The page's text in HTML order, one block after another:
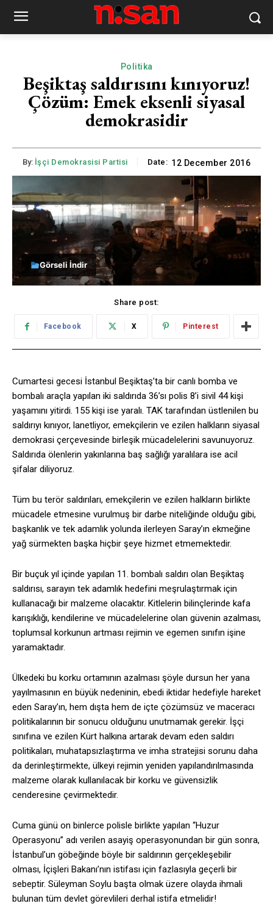
Politika
Beşiktaş saldırısını kınıyoruz!
Çözüm: Emek eksenli siyasal
demokrasidir
By: İşçi Demokrasisi Partisi Date: 12 December 2016
Görseli İndir
Share post:
Facebook X Pinterest
Cumartesi gecesi İstanbul Beşiktaş’ta bir canlı bomba ve
bombalı araçla yapılan iki saldırıda 36’sı polis 8’i sivil 44 kişi
yaşamını yitirdi. 155 kişi ise yaralı. TAK tarafından üstlenilen bu
saldırıyı kınıyor, lanetliyor, emekçilerin ve ezilen halkların siyasal
demokrasi çerçevesinde birleşik mücadelelerini savunuyoruz.
Saldırıda ölenlerin yakınlarına baş sağlığı yaralılara ise acil
şifalar diliyoruz.
Tüm bu terör saldırıları, emekçilerin ve ezilen halkların birlikte
mücadele etmesine vurulmuş bir darbe niteliğinde olduğu gibi,
başkanlık ve tek adamlık yolunda ilerleyen Saray’ın ekmeğine
yağ sürmekten başka hiçbir şeye hizmet etmemektedir.
Bir buçuk yıl içinde yapılan 11. bombalı saldırı olan Beşiktaş
saldırısı, sarayın tek adamlık hedefini meşrulaştırmak için
kullanacağı bir malzeme olacaktır. Kitlelerin bilinçlerinde kafa
karışıklığı, kendilerine ve mücadelelerine olan güvenin azalması,
toplumsal korkunun artması rejimin ve egemen sınıfın işine
yaramaktadır.
Ülkedeki bu korku ortamının azalması şöyle dursun her yana
yayılmasının en büyük nedeninin, ebedi iktidar hedefiyle hareket
eden Saray’ın, hem dışta hem de içte çözümsüz ve maceracı
politikalarının bir sonucu olduğunu unutmamak gerekir. İşçi
sınıfına ve ezilen Kürt halkına artarak devam eden saldırı
politikaları, muhatapsızlaştırma ve imha stratejisi sorunu daha
da derinleştirmekte, ülkeyi rejimin yeniden yapılandırılmasında
malzeme olarak kullanılacak bir korku ve güvensizlik
cenderesine çevirmektedir.
Cuma günü on binlerce polisle birlikte yapılan “Huzur
Operasyonu” adı verilen asayiş operasyonundan bir gün sonra,
İstanbul’un göbeğinde böyle bir saldırının gerçekleşebilir
olması, İçişleri Bakanı’nın istifası için fazlasıyla geçerli bir
sebeptir. Süleyman Soylu başta olmak üzere olayda ihmali
bulunan tüm devlet görevlileri derhal istifa etmelidir!